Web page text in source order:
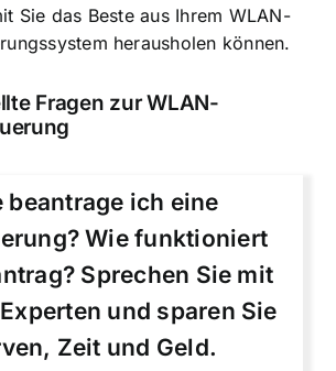
Sie das Beste aus Ihrem WLAN-
herausholen können.
Fragen zur WLAN-
beantrage ich eine
Wie funktioniert
Sprechen Sie mit
und sparen Sie
Zeit und Geld.